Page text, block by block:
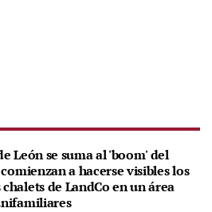
León se suma al 'boom' del
a hacerse visibles los
de LandCo en un área